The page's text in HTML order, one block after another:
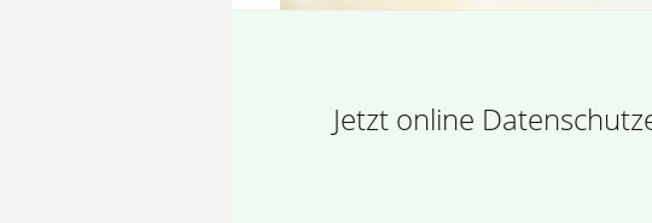
Jetzt online